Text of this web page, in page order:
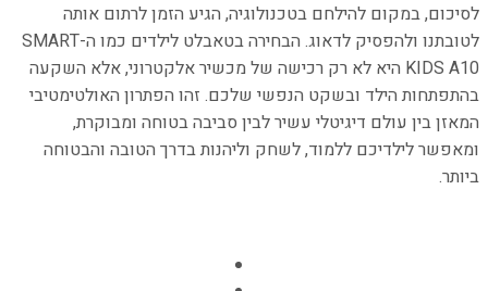
לסיכום, במקום להילחם בטכנולוגיה, הגיע הזמן לרתום אותה
לטובתנו ולהפסיק לדאוג. הבחירה בטאבלט לילדים כמו ה-SMART
KIDS A10 היא לא רק רכישה של מכשיר אלקטרוני, אלא השקעה
בהתפתחות הילד ובשקט הנפשי שלכם. זהו הפתרון האולטימטיבי
המאזן בין עולם דיגיטלי עשיר לבין סביבה בטוחה ומבוקרת,
ומאפשר לילדיכם ללמוד, לשחק וליהנות בדרך הטובה והבטוחה
ביותר.